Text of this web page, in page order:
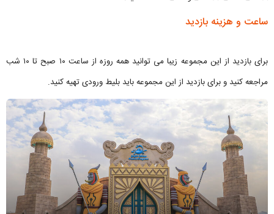
ساعت و هزینه بازدید
برای بازدید از این مجموعه زیبا می توانید همه روزه از ساعت ۱۰ صبح تا ۱۰ شب
مراجعه کنید و برای بازدید از این مجموعه باید بلیط ورودی تهیه کنید.